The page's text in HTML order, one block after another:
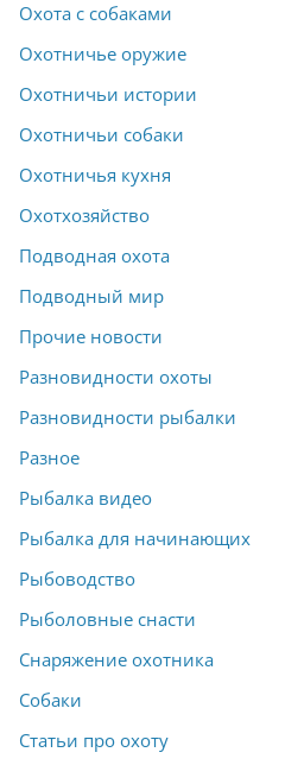
Охота с собаками
Охотничье оружие
Охотничьи истории
Охотничьи собаки
Охотничья кухня
Охотхозяйство
Подводная охота
Подводный мир
Прочие новости
Разновидности охоты
Разновидности рыбалки
Разное
Рыбалка видео
Рыбалка для начинающих
Рыбоводство
Рыболовные снасти
Снаряжение охотника
Собаки
Статьи про охоту